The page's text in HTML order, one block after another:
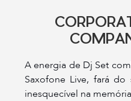
A energia de Dj Set
Saxofone Live, fará
inesquecível na